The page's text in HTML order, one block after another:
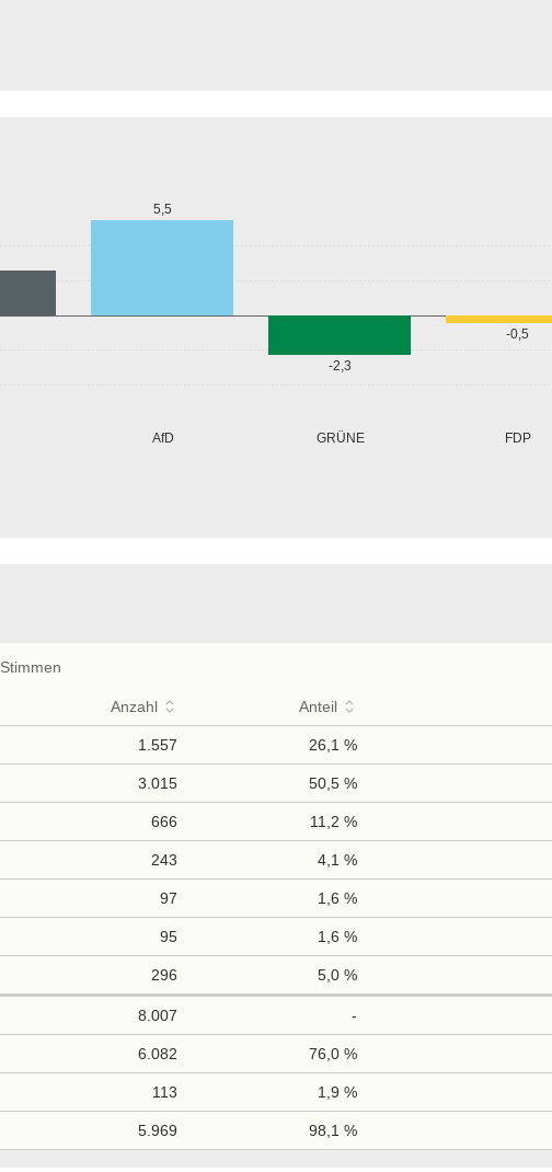
AfD GRÜNE FDP
5,5
-2,3
-0,5
Stimmen
Anzahl Anteil
1.557 26,1 %
3.015 50,5 %
666 11,2 %
243 4,1 %
97 1,6 %
95 1,6 %
296 5,0 %
8.007 -
6.082 76,0 %
113 1,9 %
5.969 98,1 %